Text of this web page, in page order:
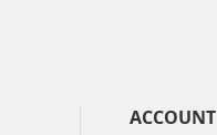
ACCOUNT